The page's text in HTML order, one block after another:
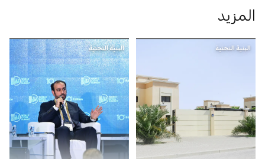
المزيد
البنية التحتية البنية التحتية